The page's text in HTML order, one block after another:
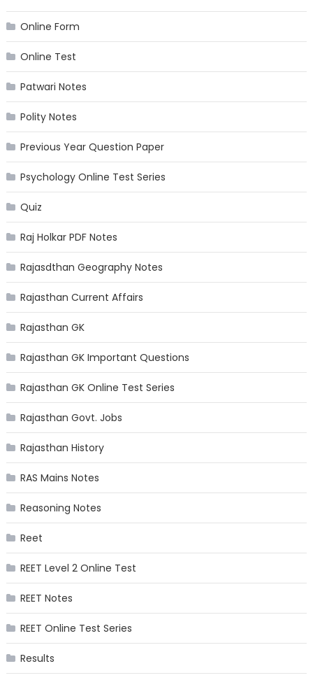
Online Form
Online Test
Patwari Notes
Polity Notes
Previous Year Question Paper
Psychology Online Test Series
Quiz
Raj Holkar PDF Notes
Rajasdthan Geography Notes
Rajasthan Current Affairs
Rajasthan GK
Rajasthan GK Important Questions
Rajasthan GK Online Test Series
Rajasthan Govt. Jobs
Rajasthan History
RAS Mains Notes
Reasoning Notes
Reet
REET Level 2 Online Test
REET Notes
REET Online Test Series
Results